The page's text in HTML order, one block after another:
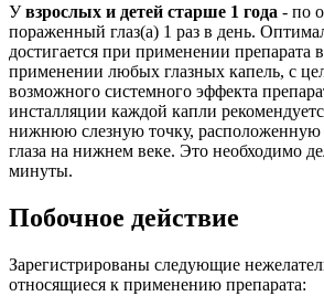
Увзрослых и детей старше 1 года - по
пораженный глаз(а) 1 раз в день.
достигается при применении препарата
применении любых глазных капель, с
возможного системного эффекта
инсталляции каждой капли
нижнюю слезную точку, расположенную
глаза на нижнем веке. Это необходимо
минуты.
Побочное действие
Зарегистрированы следующие
относящиеся к применению препарата: